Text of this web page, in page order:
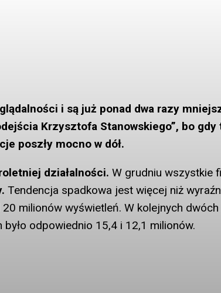
i są już ponad dwa razy
Krzysztofa Stanowskiego”, bo gdy
poszły mocno w dół.
działalności. W grudniu wszystkie
Tendencja spadkowa jest więcej niż
milionów wyświetleń. W kolejnych dwóch
odpowiednio 15,4 i 12,1 milionów.